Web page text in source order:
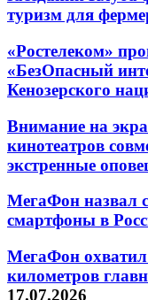
туризм для
«Ростелеком»
«БезОпасный
Кенозерского
Внимание на
кинотеатров
экстренные
МегаФон назвал
смартфоны в
МегаФон охватил
километров
17.07.2026